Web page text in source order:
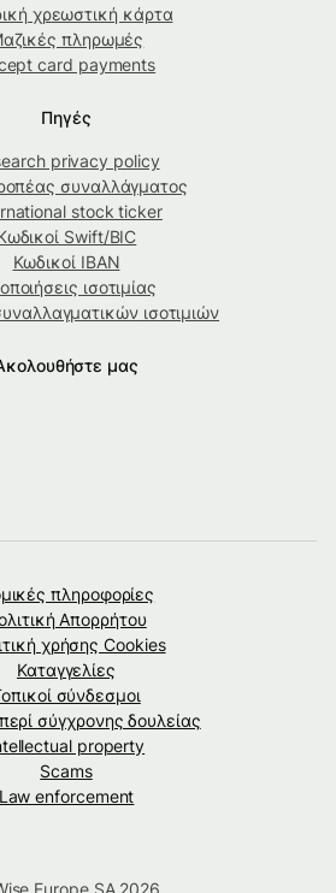
χρεωστική κάρτα
πληρωμές
card payments
Πηγές
privacy policy
συναλλάγματος
stock ticker
Swift/BIC
Κωδικοί IBAN
ισοτιμίας
ισοτιμιών
μας
πληροφορίες
Απορρήτου
χρήσης Cookies
Καταγγελίες
σύνδεσμοι
σύγχρονης δουλείας
property
Scams
Law enforcement
Europe SA 2026